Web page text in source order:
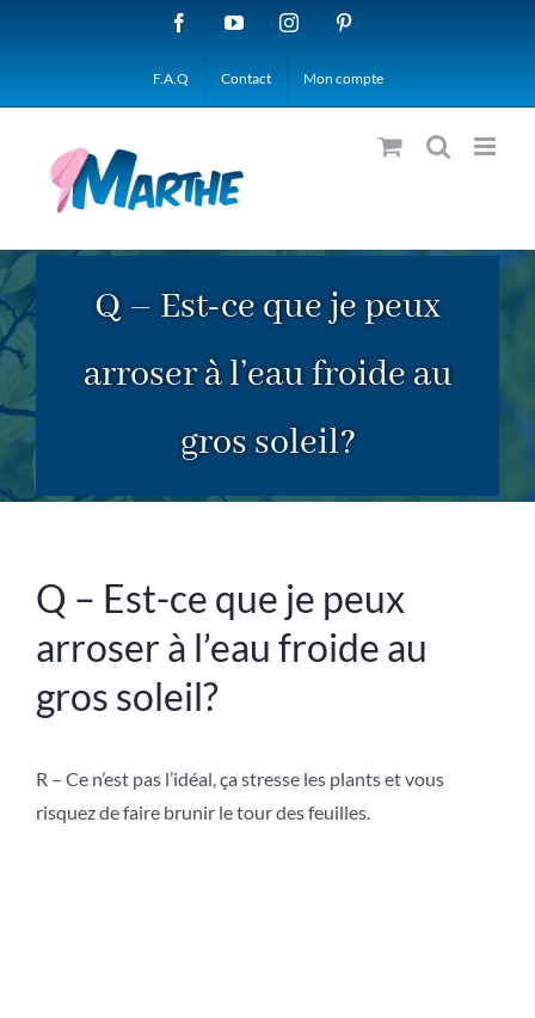
FacebookYouTubeInstagram
F.A.Q Contact Mon compte
Q – Est-ce que je peux
arroser à l’eau froide au
gros soleil?
Q – Est-ce que je peux
arroser à l’eau froide au
gros soleil?
R – Ce n’est pas l’idéal, ça stresse les plants et vous
risquez de faire brunir le tour des feuilles.